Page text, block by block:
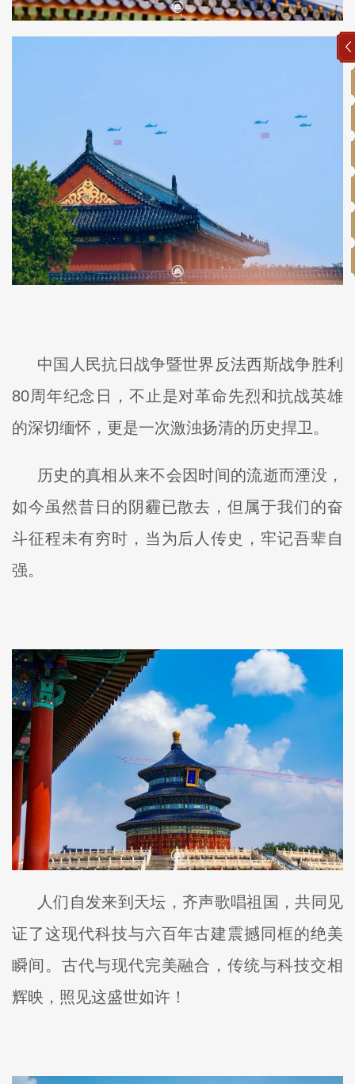
中国人民抗日战争暨世界反法西斯战争胜利
80周年纪念日，不止是对革命先烈和抗战英雄
的深切缅怀，更是一次激浊扬清的历史捍卫。
历史的真相从来不会因时间的流逝而湮没，
如今虽然昔日的阴霾已散去，但属于我们的奋
斗征程未有穷时，当为后人传史，牢记吾辈自
强。
人们自发来到天坛，齐声歌唱祖国，共同见
证了这现代科技与六百年古建震撼同框的绝美
瞬间。古代与现代完美融合，传统与科技交相
辉映，照见这盛世如许！